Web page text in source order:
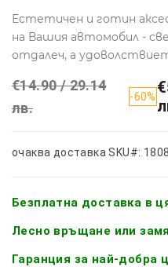
Естетичен и готин
на Вашия автомобил -
отдалеч, а
€14.90 / 29.14
лв.
-60%
очаква доставка SKU#:
Безплатна доставка в
Лесно връщане или
Гаранция за най-добра